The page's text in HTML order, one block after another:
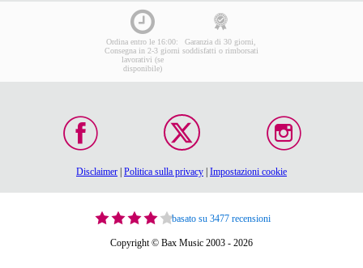
Ordina entro le 16:00:
Consegna in 2-3 giorni
lavorativi (se
disponibile)
Garanzia di 30 giorni,
soddisfatti o rimborsati
Disclaimer | Politica sulla privacy | Impostazioni cookie
basato su 3477 recensioni
Copyright © Bax Music 2003 - 2026